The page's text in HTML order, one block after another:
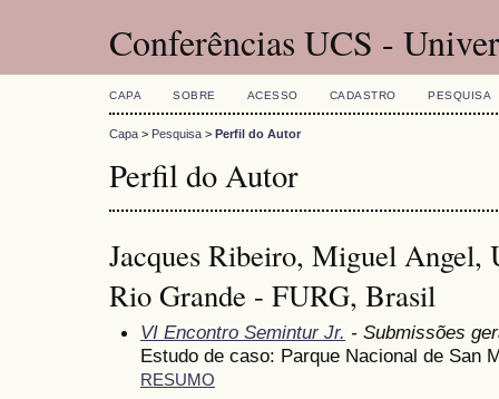
Conferências UCS -
CAPA SOBRE ACESSO CADASTRO PESQUISA
Capa > Pesquisa > Perfil do Autor
Perfil do Autor
Jacques Ribeiro, Miguel Angel,
Rio Grande - FURG, Brasil
VI Encontro Semintur Jr. - Submissões
Estudo de caso: Parque Nacional de San
RESUMO